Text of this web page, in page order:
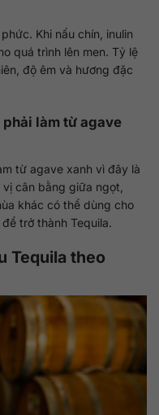
Khi nấu chín, inulin
quá trình lên men. Tỷ lệ
độ êm và hương đặc
làm từ agave
từ agave xanh vì đây là
cân bằng giữa ngọt,
khác có thể dùng cho
trở thành Tequila.
Tequila theo